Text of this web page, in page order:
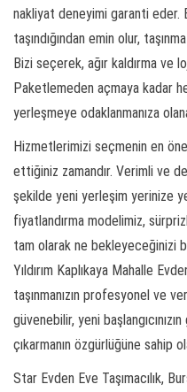
nakliyat deneyimi garanti eder.
taşındığından emin olur,
Bizi seçerek, ağır kaldırma ve
Paketlemeden açmaya kadar
yerleşmeye odaklanmanıza
Hizmetlerimizi seçmenin en
ettiğiniz zamandır. Verimli ve
şekilde yeni yerleşim yerinize
fiyatlandırma modelimiz,
tam olarak ne bekleyeceğinizi
Yıldırım Kaplıkaya Mahalle
taşınmanızın profesyonel ve
güvenebilir, yeni
çıkarmanın özgürlüğüne sahip
Star Evden Eve Taşımacılık,